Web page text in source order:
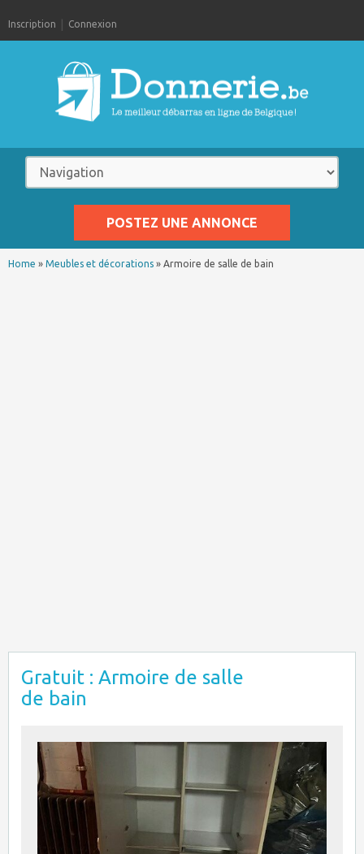
Inscription Connexion
POSTEZ UNE ANNONCE
Home » Meubles et décorations » Armoire de salle de bain
Gratuit : Armoire de salle
de bain